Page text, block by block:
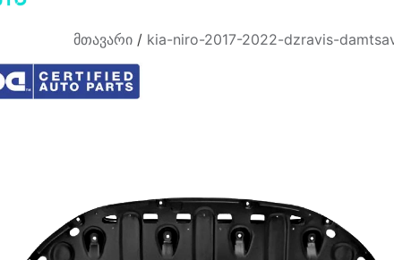
მთავარი / kia-niro-2017-2022-dzravis-